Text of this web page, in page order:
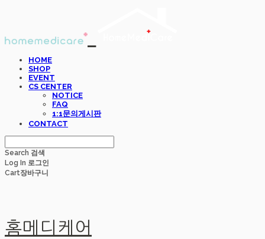
HOME
SHOP
EVENT
CS CENTER
NOTICE
FAQ
1:1문의게시판
CONTACT
Search 검색
Log In 로그인
Cart장바구니
홈메디케어